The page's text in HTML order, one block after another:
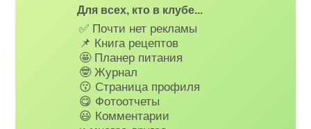
Для всех, кто в клубе...
✅ Почти нет рекламы
📌 Книга рецептов
🤩 Планер питания
🤓 Журнал
😗 Страница профиля
😋 Фотоотчеты
😃 Комментарии